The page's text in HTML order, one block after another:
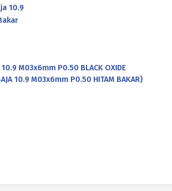
10.9
10.9 M03x6mm P0.50 BLACK OXIDE
10.9 M03x6mm P0.50 HITAM BAKAR)